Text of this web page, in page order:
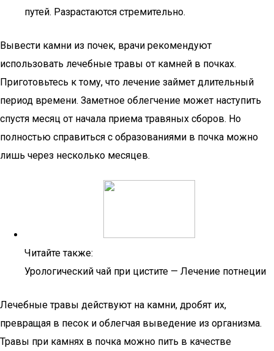
путей. Разрастаются стремительно.
Вывести камни из почек, врачи рекомендуют
использовать лечебные травы от камней в почках.
Приготовьтесь к тому, что лечение займет длительный
период времени. Заметное облегчение может наступить
спустя месяц от начала приема травяных сборов. Но
полностью справиться с образованиями в почка можно
лишь через несколько месяцев.
Читайте также:
Урологический чай при цистите — Лечение потнеции
Лечебные травы действуют на камни, дробят их,
превращая в песок и облегчая выведение из организма.
Травы при камнях в почка можно пить в качестве